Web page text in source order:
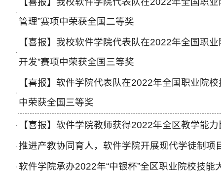
·
管理”赛项中荣获全国二等奖
·
【喜报】我校软件学院代表队在2022年全国职
开发”赛项中荣获全国三等奖
·
【喜报】软件学院代表队在2022年全国职业院
中荣获全国三等奖
· 【喜报】软件学院教师获得2022年全区教学能
· 推进产教协同育人，软件学院开展现代学徒制项
· 软件学院承办2022年“中银杯”全区职业院校技能